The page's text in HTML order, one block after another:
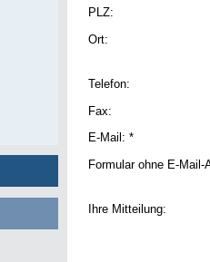
PLZ:
Ort:
Telefon:
Fax:
E-Mail: *
Formular ohne E-
Ihre Mitteilung: